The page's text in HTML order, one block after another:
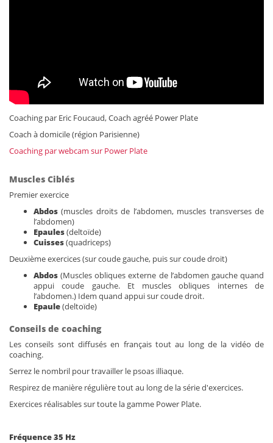
Coaching par Eric Foucaud, Coach agréé Power Plate
Coach à domicile (région Parisienne)
Coaching par webcam sur Power Plate
Muscles Ciblés
Premier exercice
Abdos (muscles droits de l’abdomen, muscles transverses de
l’abdomen)
Epaules(deltoïde)
Cuisses(quadriceps)
Deuxième exercices (sur coude gauche, puis sur coude droit)
Abdos (Muscles obliques externe de l’abdomen gauche quand
appui coude gauche. Et muscles obliques internes de
l’abdomen.) Idem quand appui sur coude droit.
Epaule(deltoïde)
Conseils de coaching
Les conseils sont diffusés en français tout au long de la vidéo de
coaching.
Serrez le nombril pour travailler le psoas illiaque.
Respirez de manière régulière tout au long de la série d'exercices.
Exercices réalisables sur toute la gamme Power Plate.
Fréquence 35 Hz